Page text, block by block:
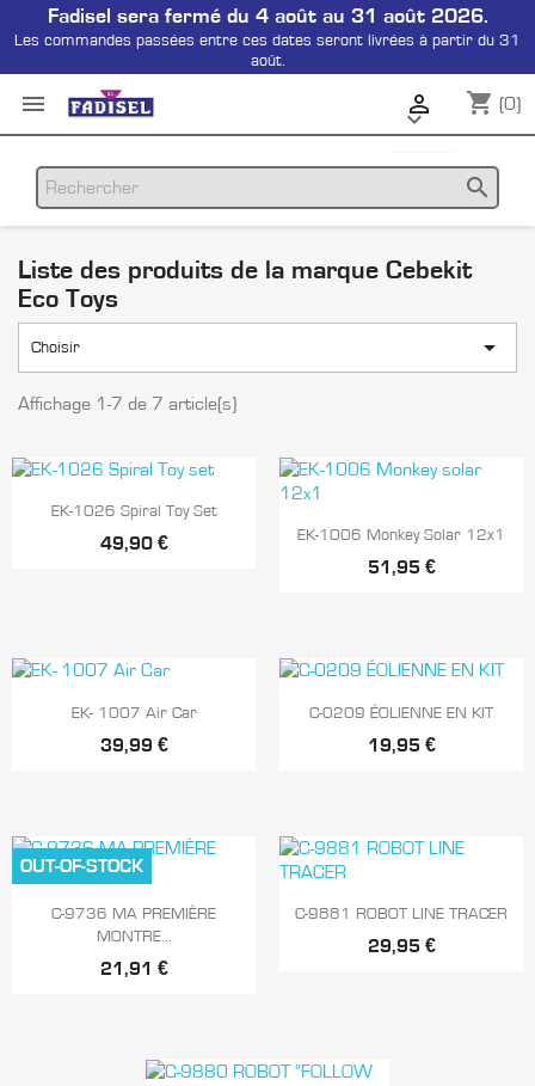
Fadisel sera fermé du 4 août au 31 août 2026.
Les commandes passées entre ces dates seront livrées à partir du 31
août.

 shopping_cart (0)

search
Liste des produits de la marque Cebekit
Eco Toys
Choisir 
Affichage 1-7 de 7 article(s)
Aperçu rapide
EK-1026 Spiral Toy Set
49,90 € Aperçu rapide
EK-1006 Monkey Solar 12x1
51,95 €
 Aperçu rapide
EK- 1007 Air Car
39,99 €
Aperçu rapide
C-0209 ÉOLIENNE EN KIT
19,95 €
Aperçu rapide
C-9736 MA PREMIÈRE
MONTRE...
21,91 €
OUT-OF-STOCK
Aperçu rapide
C-9881 ROBOT LINE TRACER
29,95 €